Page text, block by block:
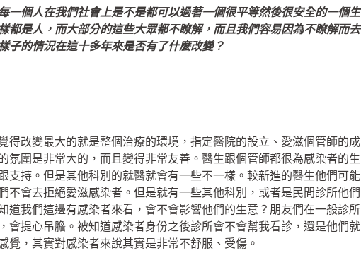
一個人在我們社會上是不是都可以過著一個很平等然後很安全的一個生
都是人，而大部分的這些大眾都不瞭解，而且我們容易因為不瞭解而去
子的情況在這十多年來是否有了什麼改變？
得改變最大的就是整個治療的環境，指定醫院的設立、愛滋個管師的成
氛圍是非常大的，而且變得非常友善。醫生跟個管師都很為感染者的生
支持。但是其他科別的就醫就會有一些不一樣。較新進的醫生他們可能
不會去拒絕愛滋感染者。但是就有一些其他科別，或者是民間診所他們
道我們這邊有感染者來看，會不會影響他們的生意？朋友們在一般診所
會提心吊膽。被知道感染者身份之後診所會不會幫我看診，還是他們就
覺，其實對感染者來說其實是非常不舒服、受傷。